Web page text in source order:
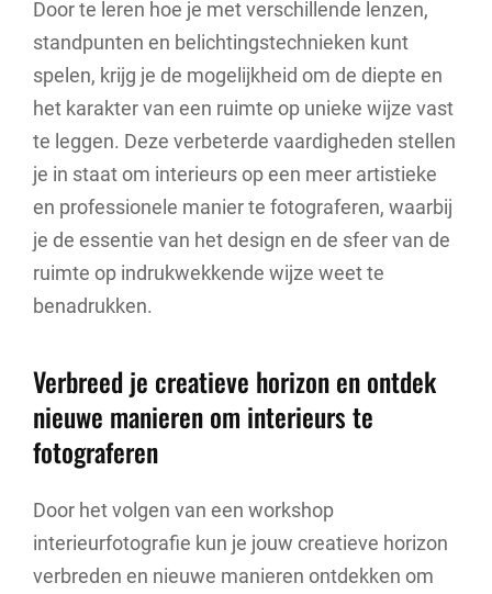
Door te leren hoe je met verschillende lenzen,
standpunten en belichtingstechnieken kunt
spelen, krijg je de mogelijkheid om de diepte en
het karakter van een ruimte op unieke wijze vast
te leggen. Deze verbeterde vaardigheden stellen
je in staat om interieurs op een meer artistieke
en professionele manier te fotograferen, waarbij
je de essentie van het design en de sfeer van de
ruimte op indrukwekkende wijze weet te
benadrukken.
Verbreed je creatieve horizon en ontdek
nieuwe manieren om interieurs te
fotograferen
Door het volgen van een workshop
interieurfotografie kun je jouw creatieve horizon
verbreden en nieuwe manieren ontdekken om